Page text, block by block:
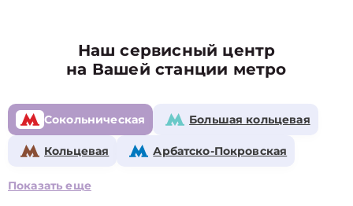
Наш сервисный центр
на Вашей станции метро
Сокольническая Большая кольцевая
Кольцевая Арбатско-Покровская
Показать еще